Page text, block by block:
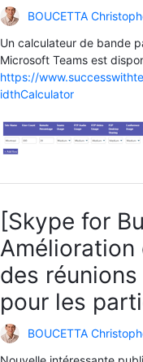
BOUCETTA
Un calculateur de bande
Microsoft Teams est
https://
idthCalculator
[Skype for
Amélioration
des
pour les
BOUCETTA